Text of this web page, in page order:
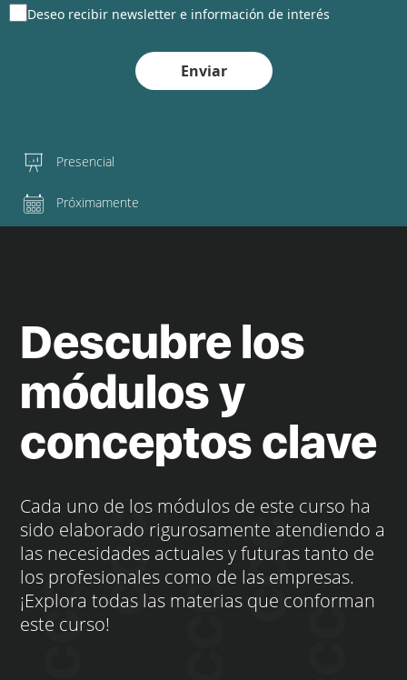
Deseo recibir newsletter e información de interés
Enviar
Presencial
Próximamente
Descubre los
módulos y
conceptos clave
Cada uno de los módulos de este curso ha
sido elaborado rigurosamente atendiendo a
las necesidades actuales y futuras tanto de
los profesionales como de las empresas.
¡Explora todas las materias que conforman
este curso!